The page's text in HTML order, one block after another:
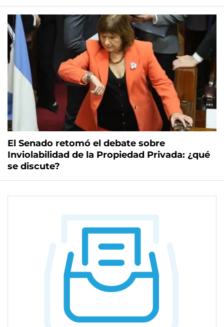
El Senado retomó el debate sobre
Inviolabilidad de la Propiedad Privada: ¿qué
se discute?